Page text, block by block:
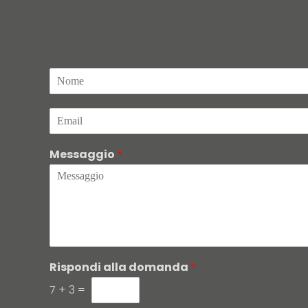
N
E
m
i
l
Messaggio *
Rispondi alla domanda *
7 + 3 =